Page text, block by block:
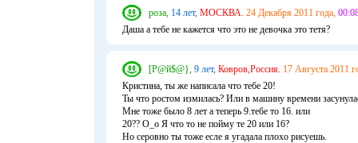
роза, 14 лет, МОСКВА. 24 Декабря 2011 года,
Даша а тебе не кажется что это не девочка это тетя?
[Р@й$@}, 9 лет, Ковров,Россия. 17 Августа 2011
Кристина, ты же написала что тебе 20!
Ты что ростом измилась? Или в машину времени
Мне тоже было 8 лет а теперь 9.тебе то 16. или
20?? О_о Я что то не пойму те 20 или 16?
Но серовно ты тоже есле я угадала плохо рисуешь.